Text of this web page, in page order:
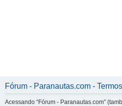
Fórum - Paranautas.com -
Acessando “Fórum - Paranautas.com”